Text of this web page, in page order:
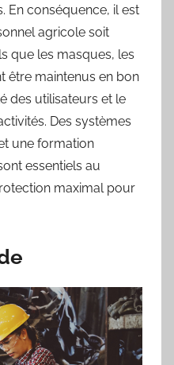
En conséquence, il est
agricole soit
que les masques, les
être maintenus en bon
des utilisateurs et le
Des systèmes
une formation
essentiels au
maximal pour